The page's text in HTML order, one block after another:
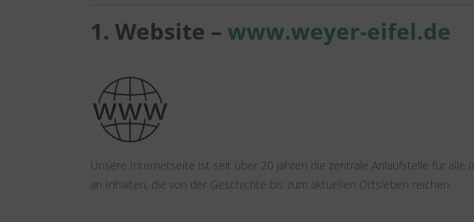
1. Website – www.weyer-eifel.de
Unsere Internetseite ist seit über 20 Jahren die zentrale Anlaufstelle für alle
an Inhalten, die von der Geschichte bis zum aktuellen Ortsleben reichen.